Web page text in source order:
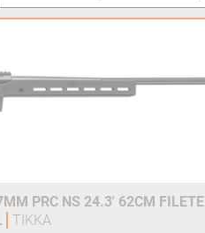
PRC NS 24.3' 62CM FILETE
TIKKA